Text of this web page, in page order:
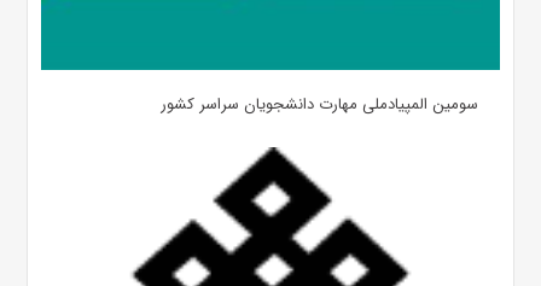
سومین المپیادملی مهارت دانشجویان سراسر کشور